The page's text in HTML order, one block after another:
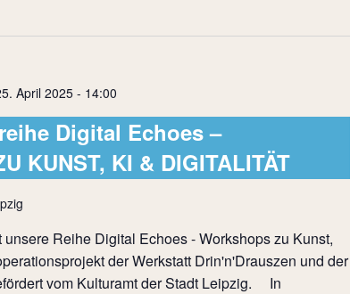
April 2025 - 14:00
Digital Echoes –
KUNST, KI & DIGITALITÄT
unsere Reihe Digital Echoes - Workshops zu Kunst,
der Werkstatt Drin'n'Drauszen und der
vom Kulturamt der Stadt Leipzig. In